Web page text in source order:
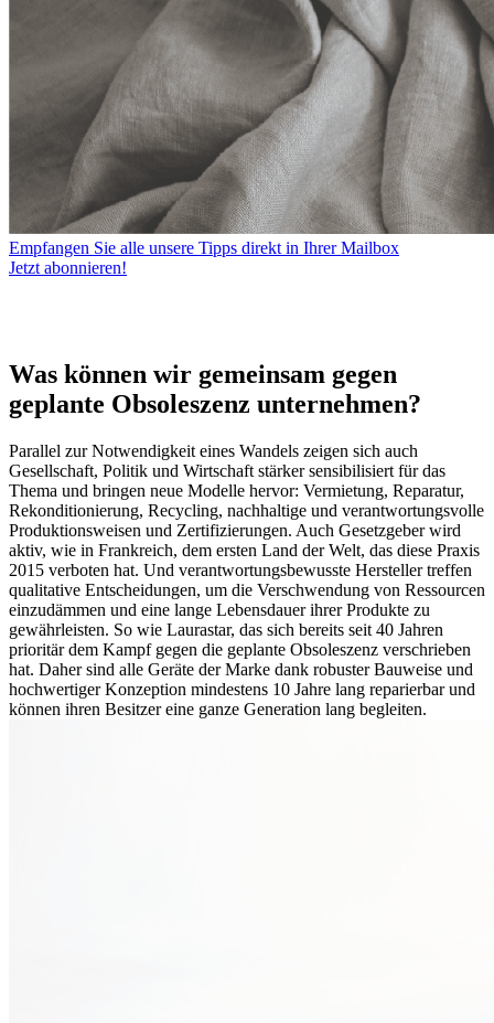
Empfangen Sie alle unsere Tipps direkt in Ihrer Mailbox
Jetzt abonnieren!
Was können wir gemeinsam gegen
geplante Obsoleszenz unternehmen?
Parallel zur Notwendigkeit eines Wandels zeigen sich auch
Gesellschaft, Politik und Wirtschaft stärker sensibilisiert für das
Thema und bringen neue Modelle hervor: Vermietung, Reparatur,
Rekonditionierung, Recycling, nachhaltige und verantwortungsvolle
Produktionsweisen und Zertifizierungen. Auch Gesetzgeber wird
aktiv, wie in Frankreich, dem ersten Land der Welt, das diese Praxis
2015 verboten hat. Und verantwortungsbewusste Hersteller treffen
qualitative Entscheidungen, um die Verschwendung von Ressourcen
einzudämmen und eine lange Lebensdauer ihrer Produkte zu
gewährleisten. So wie Laurastar, das sich bereits seit 40 Jahren
prioritär dem Kampf gegen die geplante Obsoleszenz verschrieben
hat. Daher sind alle Geräte der Marke dank robuster Bauweise und
hochwertiger Konzeption mindestens 10 Jahre lang reparierbar und
können ihren Besitzer eine ganze Generation lang begleiten.